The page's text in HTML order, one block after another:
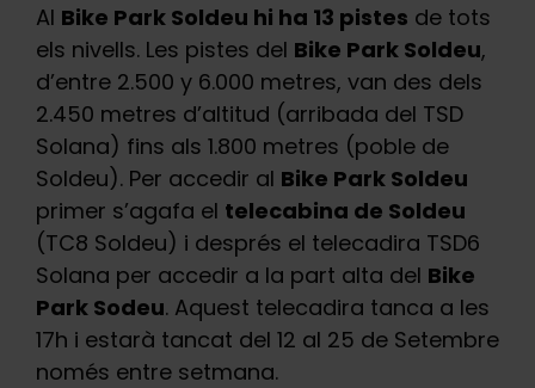
Al Bike Park Soldeu hi ha 13 pistes de tots
els nivells. Les pistes del Bike Park Soldeu,
d’entre 2.500 y 6.000 metres, van des dels
2.450 metres d’altitud (arribada del TSD
Solana) fins als 1.800 metres (poble de
Soldeu). Per accedir al Bike Park Soldeu
primer s’agafa el telecabina de Soldeu
(TC8 Soldeu) i després el telecadira TSD6
Solana per accedir a la part alta del Bike
Park Sodeu. Aquest telecadira tanca a les
17h i estarà tancat del 12 al 25 de Setembre
només entre setmana.